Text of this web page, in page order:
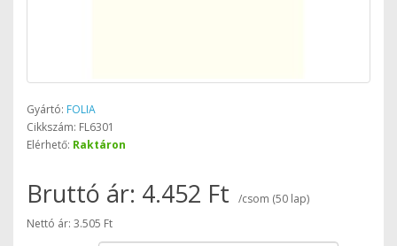
Gyártó: FOLIA
Cikkszám: FL6301
Elérhető: Raktáron
Bruttó ár: 4.452 Ft
/csom (50 lap)
Nettó ár: 3.505 Ft